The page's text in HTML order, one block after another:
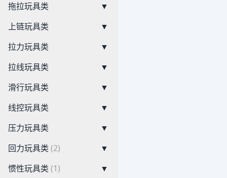
拖拉玩具类
▼
上链玩具类
▼
拉力玩具类
▼
拉线玩具类
▼
滑行玩具类
▼
线控玩具类
▼
压力玩具类
▼
回力玩具类 (2)
▼
惯性玩具类 (1)
▼